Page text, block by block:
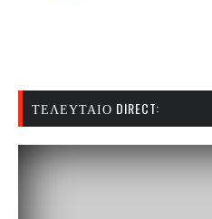
ΤΕΛΕΥΤΑΊΟ DIRECT: